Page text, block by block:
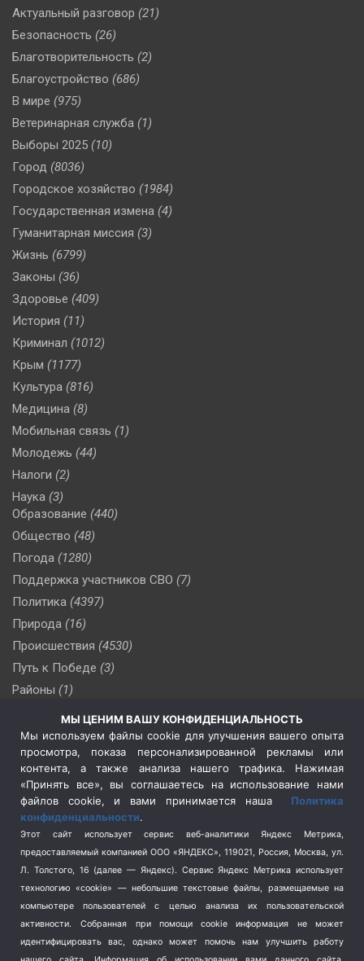
Актуальный разговор (21)
Безопасность (26)
Благотворительность (2)
Благоустройство (686)
В мире (975)
Ветеринарная служба (1)
Выборы 2025 (10)
Город (8036)
Городское хозяйство (1984)
Государственная измена (4)
Гуманитарная миссия (3)
Жизнь (6799)
Законы (36)
Здоровье (409)
История (11)
Криминал (1012)
Крым (1177)
Культура (816)
Медицина (8)
Мобильная связь (1)
Молодежь (44)
Налоги (2)
Наука (3)
Образование (440)
Общество (48)
Погода (1280)
Поддержка участников СВО (7)
Политика (4397)
Природа (16)
Происшествия (4530)
Путь к Победе (3)
Районы (1)
(510)
Сельское хозяйство (3)
Социальная политика
(3)
Спецоперация в Украине
Спецоперация на Украине
(404)
Спорт (740)
Терроризм (1)
Транспорт (262)
Туризм (178)
Флот (76)
МЫ ЦЕНИМ ВАШУ КОНФИДЕНЦИАЛЬНОСТЬ
Мы используем файлы cookie для улучшения вашего опыта
просмотра, показа персонализированной рекламы или
контента, а также анализа нашего трафика. Нажимая
«Принять все», вы соглашаетесь на использование нами
файлов cookie, и вами принимается наша Политика
конфиденциальности.
Этот сайт использует сервис веб-аналитики Яндекс Метрика,
предоставляемый компанией ООО «ЯНДЕКС», 119021, Россия, Москва, ул.
Л. Толстого, 16 (далее — Яндекс). Сервис Яндекс Метрика использует
технологию «cookie» — небольшие текстовые файлы, размещаемые на
компьютере пользователей с целью анализа их пользовательской
активности.
Собранная при помощи cookie информация не может
идентифицировать вас, однако может помочь нам улучшить работу